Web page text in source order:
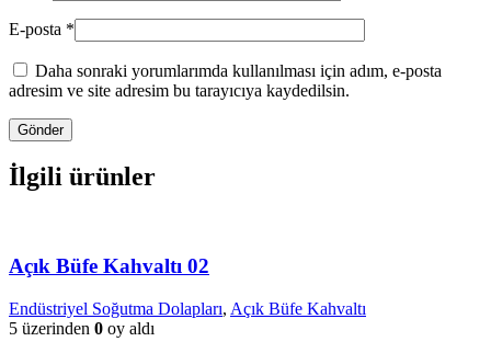
E-posta *
Daha sonraki yorumlarımda kullanılması için adım, e-posta
adresim ve site adresim bu tarayıcıya kaydedilsin.
İlgili ürünler
Açık Büfe Kahvaltı 02
Endüstriyel Soğutma Dolapları, Açık Büfe Kahvaltı
5 üzerinden 0 oy aldı